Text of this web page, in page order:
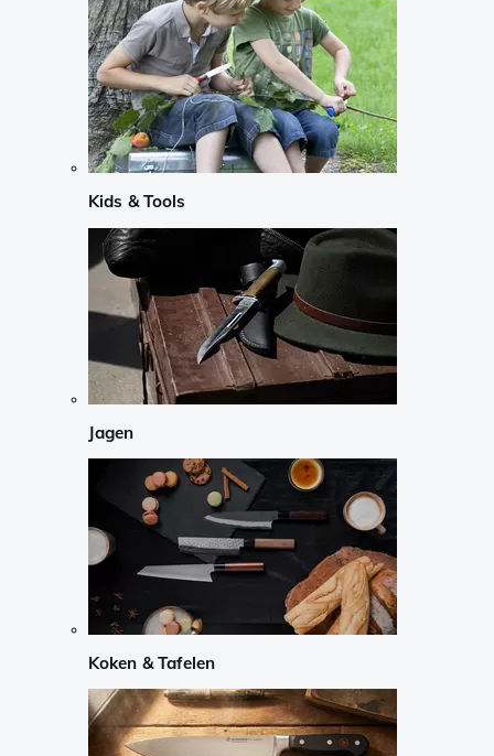
Kids & Tools
Jagen
Koken & Tafelen